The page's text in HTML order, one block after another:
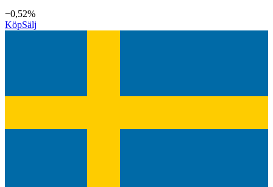
−0,52%
KöpSälj